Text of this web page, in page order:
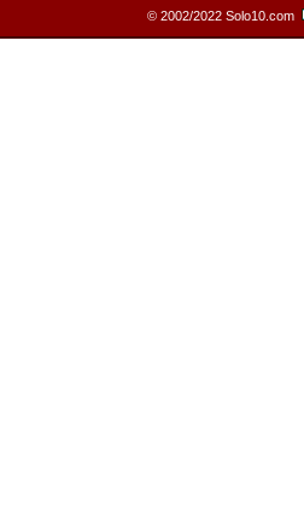
© 2002/2022 Solo10.com